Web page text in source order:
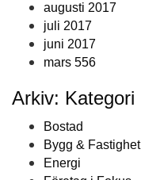
augusti 2017
juli 2017
juni 2017
mars 556
Arkiv: Kategori
Bostad
Bygg & Fastighet
Energi